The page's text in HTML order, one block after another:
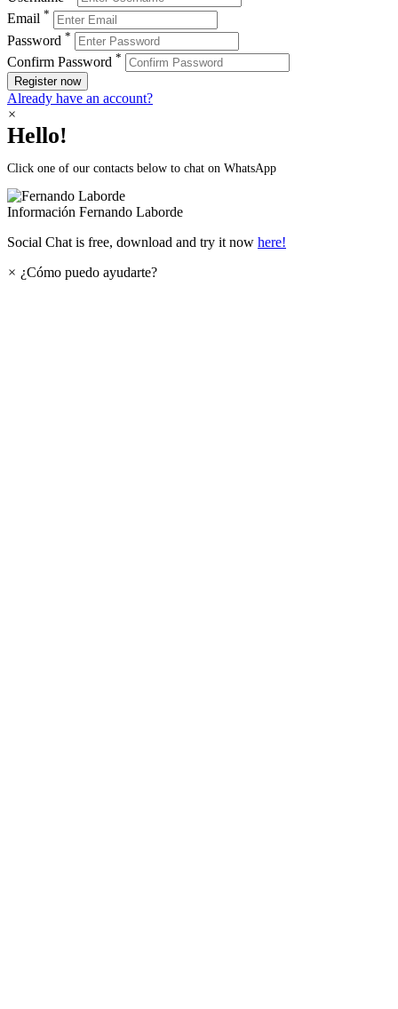
Email *
Password *
Confirm Password *
Register now
Already have an account?
×
Hello!
Click one of our contacts below to chat on WhatsApp
Información Fernando Laborde
Social Chat is free, download and try it now here!
× ¿Cómo puedo ayudarte?